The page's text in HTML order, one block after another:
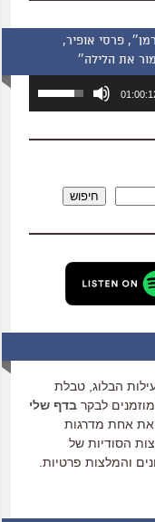
״ספיידרמן״, פרסי אופיר,
את הלילה״
השתמש
כדי
שמע.
חיפוש
הבלוג, טבלת
לבקר בדף שלי
את אחת מדרגות
הסודיות של
והמלצות פרטיות.